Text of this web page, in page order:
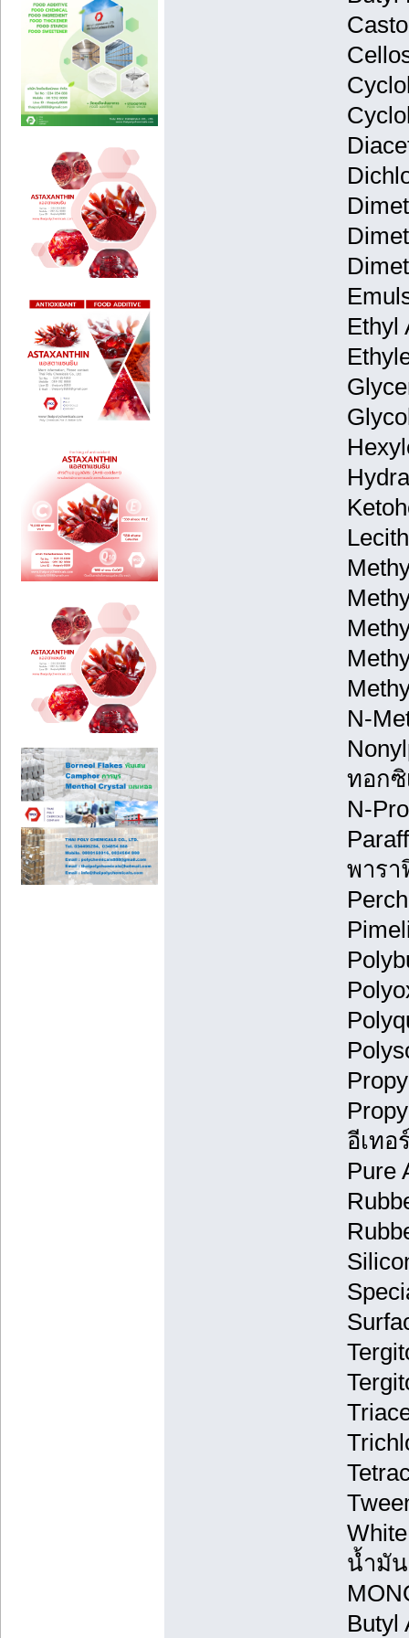
Ethyl
N-
ทอกซิ
N-
พาร
อีเทอ
Pure
น้ำมั
Butyl